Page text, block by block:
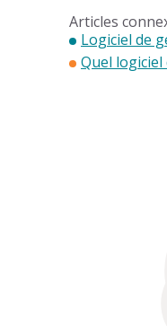
Articles
Logiciel de
Quel